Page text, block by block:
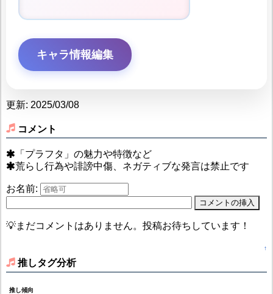
キャラ情報編集
更新: 2025/03/08
コメント
「プラフタ」の魅力や特徴など
荒らし行為や誹謗中傷、ネガティブな発言は禁止です
お名前:
💡まだコメントはありません。投稿お待ちしています！
↑
推しタグ分析
推し傾向